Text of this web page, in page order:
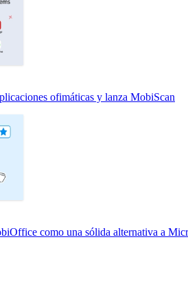
ofimáticas y lanza MobiScan
como una sólida alternativa a